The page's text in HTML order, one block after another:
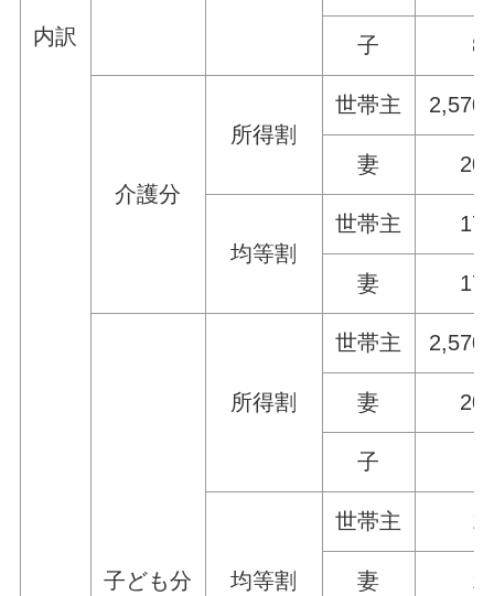
内訳 子
介護分
所得割
世帯主
妻
均等割
世帯主
妻
子ども分
所得割
世帯主
妻
子
均等割
世帯主
妻